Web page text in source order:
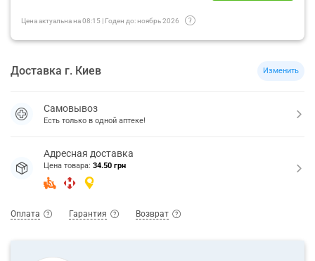
Цена актуальна на08:15 | Годен до:ноябрь 2026
Доставка г. Киев Изменить
Самовывоз
Есть только в одной аптеке!
Адресная доставка
Цена товара: 34.50 грн
Оплата Гарантия Возврат